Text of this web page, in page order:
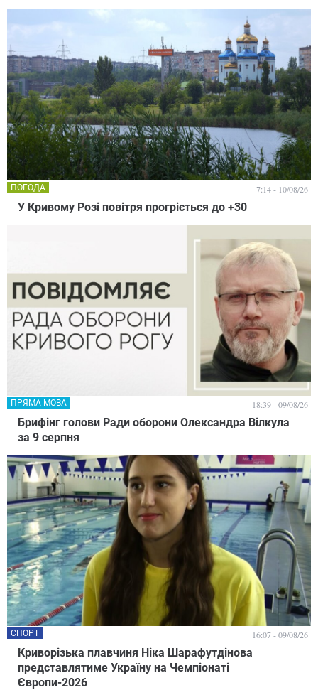
У Кривому Розі повітря прогріється до +30
ПОГОДА 7:14 - 10/08/26
Брифінг голови Ради оборони Олександра Вілкула
за 9 серпня
ПРЯМА МОВА 18:39 - 09/08/26
Криворізька плавчиня Ніка Шарафутдінова
представлятиме Україну на Чемпіонаті
Європи-2026
СПОРТ 16:07 - 09/08/26